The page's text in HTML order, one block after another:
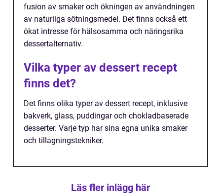
fusion av smaker och ökningen av användningen
av naturliga sötningsmedel. Det finns också ett
ökat intresse för hälsosamma och näringsrika
dessertalternativ.
Vilka typer av dessert recept
finns det?
Det finns olika typer av dessert recept, inklusive
bakverk, glass, puddingar och chokladbaserade
desserter. Varje typ har sina egna unika smaker
och tillagningstekniker.
Läs fler inlägg här